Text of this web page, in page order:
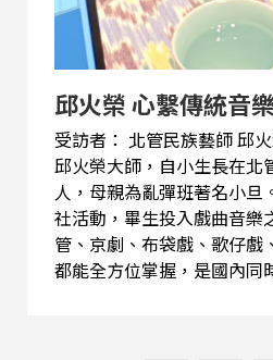
邱火榮 心繫傳統音
受訪者： 北管民族藝師 邱火榮 大師 寶島會客室
邱火榮大師，自小生長在北
人，母親為亂彈班著名小旦
社活動，畢生投入戲曲音樂
管、京劇、布袋戲、歌仔戲
都能全方位掌握，是國內同